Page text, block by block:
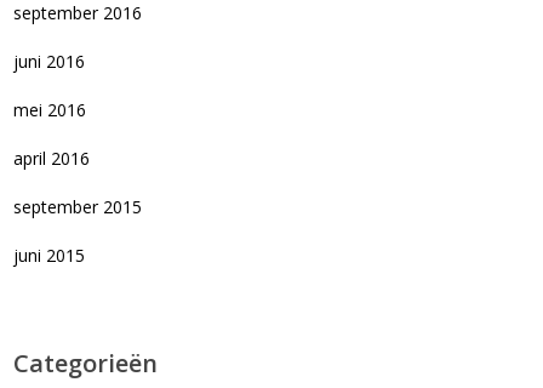
september 2016
juni 2016
mei 2016
april 2016
september 2015
juni 2015
Categorieën